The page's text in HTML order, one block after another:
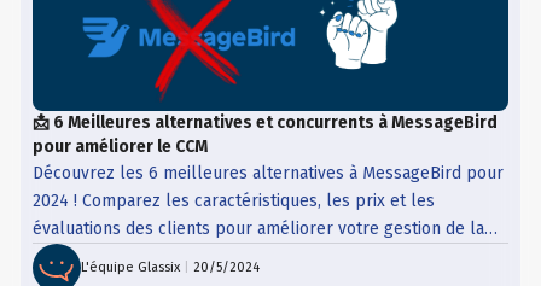
📩 6 Meilleures alternatives et concurrents à MessageBird
pour améliorer le CCM
Découvrez les 6 meilleures alternatives à MessageBird pour
2024 ! Comparez les caractéristiques, les prix et les
évaluations des clients pour améliorer votre gestion de la
communication avec les clients.
L'équipe Glassix |20/5/2024